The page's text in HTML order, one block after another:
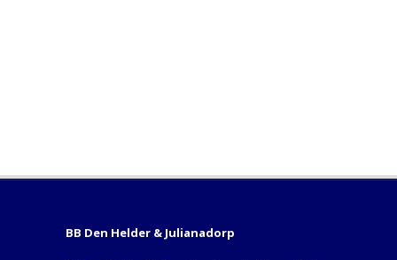
BB Den Helder & Julianadorp